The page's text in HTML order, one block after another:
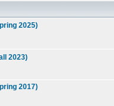
2025)
2023)
2017)